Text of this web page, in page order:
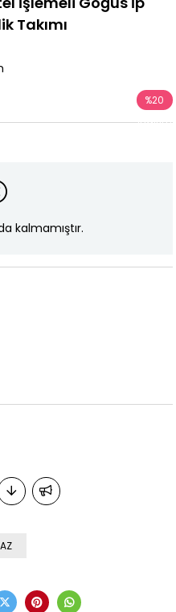
Takımı
%20
İndirim
kalmamıştır.